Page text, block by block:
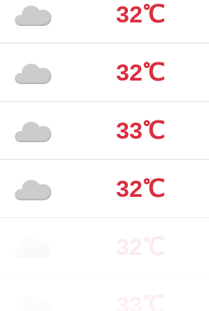
32℃
32℃
33℃
32℃